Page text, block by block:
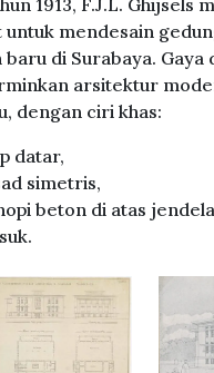
1913, F.J.L. Ghijsels
untuk mendesain
di Surabaya. Gaya
arsitektur
dengan ciri khas:
datar,
simetris,
beton di atas